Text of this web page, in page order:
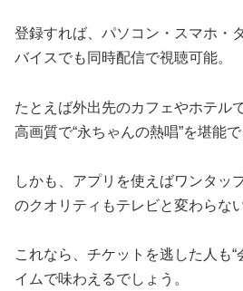
登録すれば、パソコン・スマホ・
バイスでも同時配信で視聴可能。
たとえば外出先のカフェやホテル
高画質で“永ちゃんの熱唱”を堪能で
しかも、アプリを使えばワンタッ
のクオリティもテレビと変わらな
これなら、チケットを逃した人も“
イムで味わえるでしょう。